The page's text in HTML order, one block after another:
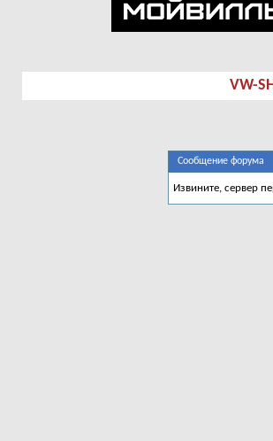
VW-
Сообщение форума
Извините, сервер